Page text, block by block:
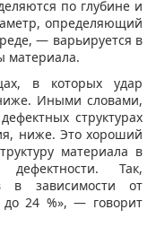
по глубине и
определяющий
— варьируется в
материала.
в которых удар
Иными словами,
структурах
ниже. Это хороший
материала в
Так,
в зависимости от
до 24 %», — говорит